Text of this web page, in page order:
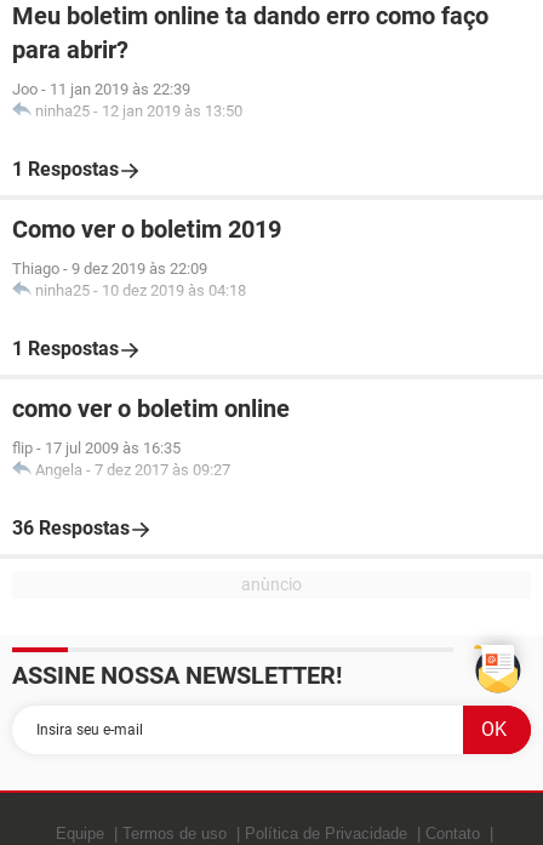
Meu boletim online ta dando erro como faço
para abrir?
Joo - 11 jan 2019 às 22:39
ninha25 - 12 jan 2019 às 13:50
1 Respostas
Como ver o boletim 2019
Thiago - 9 dez 2019 às 22:09
ninha25 - 10 dez 2019 às 04:18
1 Respostas
como ver o boletim online
flip - 17 jul 2009 às 16:35
Angela - 7 dez 2017 às 09:27
36 Respostas
ASSINE NOSSA NEWSLETTER!
Equipe Termos de uso Política de Privacidade Contato